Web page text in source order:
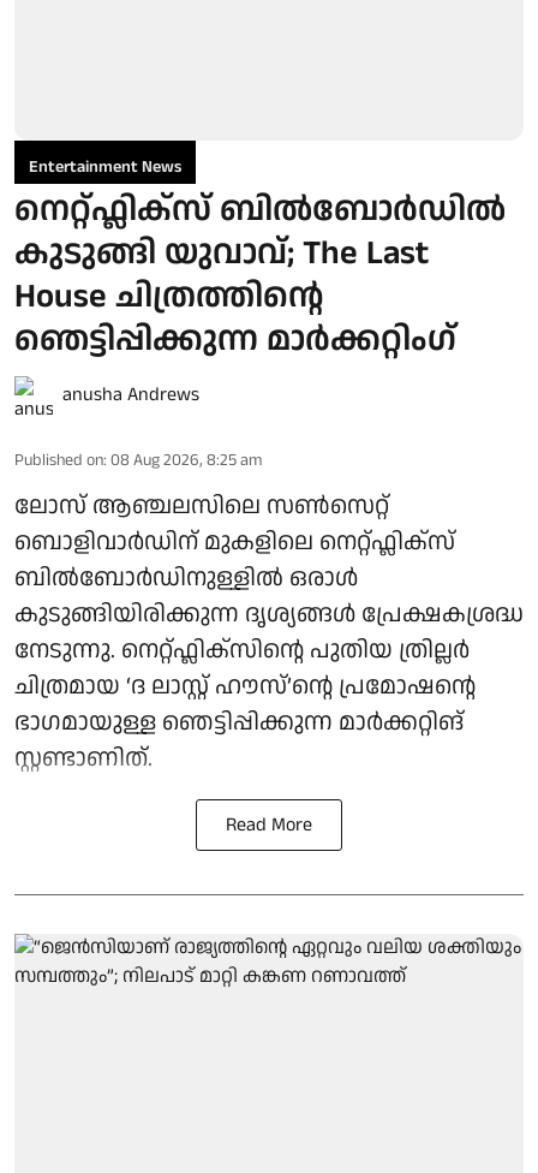
Entertainment News
നെറ്റ്ഫ്ലിക്സ് ബിൽബോർഡിൽ
കുടുങ്ങി യുവാവ്; The Last
House ചിത്രത്തിന്റെ
ഞെട്ടിപ്പിക്കുന്ന മാർക്കറ്റിം​ഗ്
anusha Andrews
Published on: 08 Aug 2026, 8:25 am
ലോസ് ആഞ്ചലസിലെ സൺസെറ്റ്
ബൊളിവാർഡിന് മുകളിലെ നെറ്റ്ഫ്ലിക്സ്
ബിൽബോർഡിനുള്ളിൽ ഒരാൾ
കുടുങ്ങിയിരിക്കുന്ന ദൃശ്യങ്ങൾ പ്രേക്ഷകശ്രദ്ധ
നേടുന്നു. നെറ്റ്ഫ്ലിക്സിന്റെ പുതിയ ത്രില്ലർ
ചിത്രമായ ‘ദ ലാസ്റ്റ് ഹൗസ്’ന്റെ പ്രമോഷന്റെ
ഭാഗമായുള്ള ഞെട്ടിപ്പിക്കുന്ന മാർക്കറ്റിങ്
സ്റ്റണ്ടാണിത്.
Read More